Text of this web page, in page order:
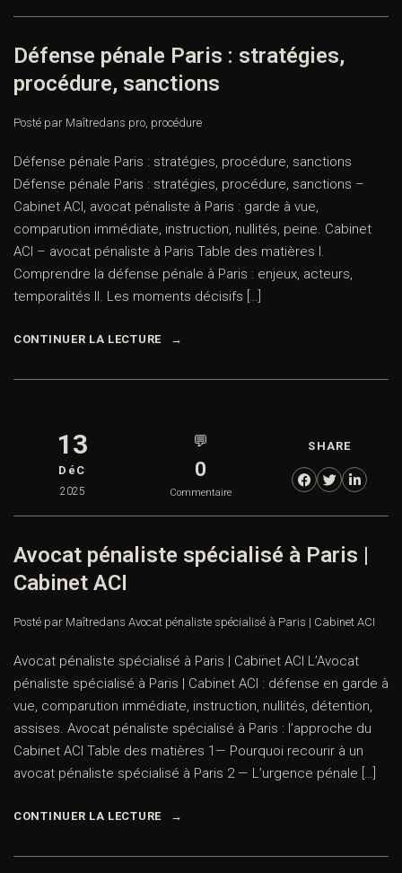
Défense pénale Paris : stratégies,
procédure, sanctions
Posté par Maîtredans pro, procédure
Défense pénale Paris : stratégies, procédure, sanctions
Défense pénale Paris : stratégies, procédure, sanctions –
Cabinet ACI, avocat pénaliste à Paris : garde à vue,
comparution immédiate, instruction, nullités, peine. Cabinet
ACI – avocat pénaliste à Paris Table des matières I.
Comprendre la défense pénale à Paris : enjeux, acteurs,
temporalités II. Les moments décisifs […]
CONTINUER LA LECTURE
13
DéC
2025
💬
0
Commentaire
SHARE
Avocat pénaliste spécialisé à Paris |
Cabinet ACI
Posté par Maîtredans Avocat pénaliste spécialisé à Paris | Cabinet ACI
Avocat pénaliste spécialisé à Paris | Cabinet ACI L’Avocat
pénaliste spécialisé à Paris | Cabinet ACI : défense en garde à
vue, comparution immédiate, instruction, nullités, détention,
assises. Avocat pénaliste spécialisé à Paris : l’approche du
Cabinet ACI Table des matières 1— Pourquoi recourir à un
avocat pénaliste spécialisé à Paris 2 — L’urgence pénale […]
CONTINUER LA LECTURE